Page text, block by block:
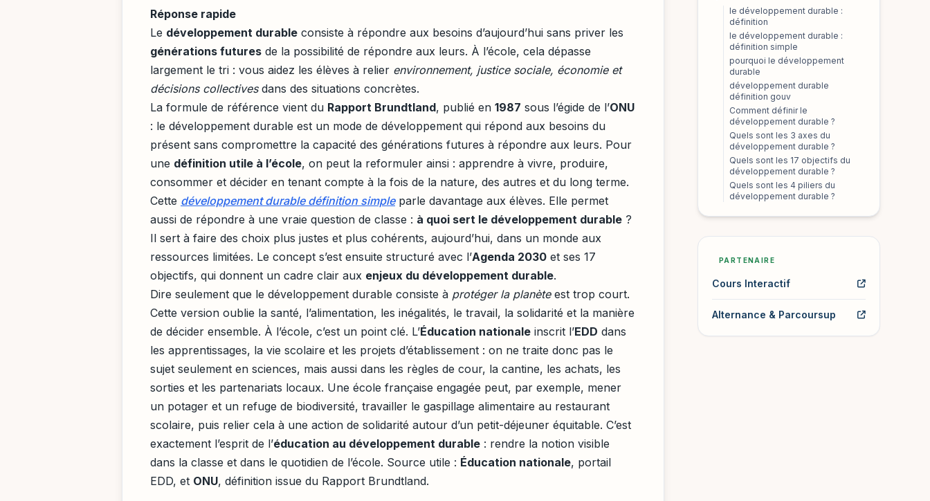
Réponse rapide
Le développement durable consiste à répondre aux besoins d’aujourd’hui sans priver les
générations futures de la possibilité de répondre aux leurs. À l’école, cela dépasse
largement le tri : vous aidez les élèves à relier environnement, justice sociale, économie et
décisions collectivesdans des situations concrètes.
La formule de référence vient du Rapport Brundtland, publié en 1987 sous l’égide de l’ONU
: le développement durable est un mode de développement qui répond aux besoins du
présent sans compromettre la capacité des générations futures à répondre aux leurs. Pour
une définition utile à l’école, on peut la reformuler ainsi : apprendre à vivre, produire,
consommer et décider en tenant compte à la fois de la nature, des autres et du long terme.
Cette développement durable définition simpleparle davantage aux élèves. Elle permet
aussi de répondre à une vraie question de classe : à quoi sert le développement durable ?
Il sert à faire des choix plus justes et plus cohérents, aujourd’hui, dans un monde aux
ressources limitées. Le concept s’est ensuite structuré avec l’Agenda 2030 et ses 17
objectifs, qui donnent un cadre clair aux enjeux du développement durable.
Dire seulement que le développement durable consiste à protéger la planèteest trop court.
Cette version oublie la santé, l’alimentation, les inégalités, le travail, la solidarité et la manière
de décider ensemble. À l’école, c’est un point clé. L’Éducation nationale inscrit l’EDD dans
les apprentissages, la vie scolaire et les projets d’établissement : on ne traite donc pas le
sujet seulement en sciences, mais aussi dans les règles de cour, la cantine, les achats, les
sorties et les partenariats locaux. Une école française engagée peut, par exemple, mener
un potager et un refuge de biodiversité, travailler le gaspillage alimentaire au restaurant
scolaire, puis relier cela à une action de solidarité autour d’un petit-déjeuner équitable. C’est
exactement l’esprit de l’éducation au développement durable : rendre la notion visible
dans la classe et dans le quotidien de l’école. Source utile : Éducation nationale, portail
EDD, et ONU, définition issue du Rapport Brundtland.
le développement durable :
définition
le développement durable :
définition simple
pourquoi le développement
durable
développement durable
définition gouv
Comment définir le
développement durable ?
Quels sont les 3 axes du
développement durable ?
Quels sont les 17 objectifs du
développement durable ?
Quels sont les 4 piliers du
développement durable ?
PARTENAIRE
Cours Interactif
Alternance & Parcoursup